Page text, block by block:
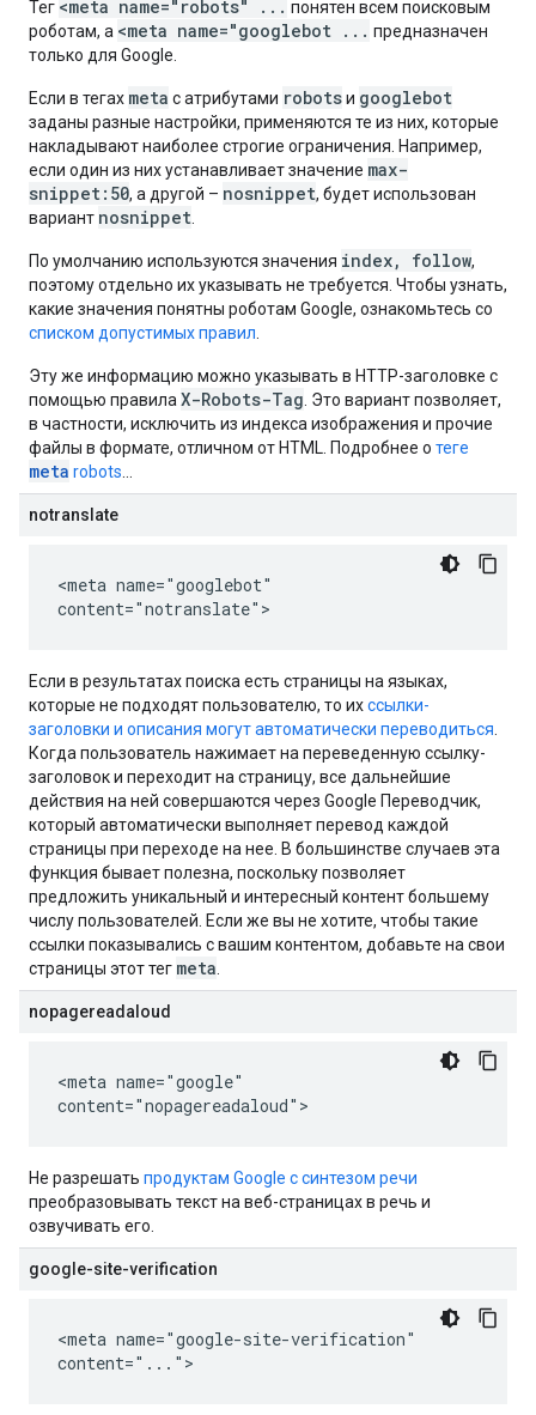
Тег <meta name="robots" ... понятен всем поисковым
роботам, а <meta name="googlebot ... предназначен
только для Google.
Если в тегах meta с атрибутами robotsи googlebot
заданы разные настройки, применяются те из них, которые
накладывают наиболее строгие ограничения. Например,
если один из них устанавливает значение max-
snippet:50, а другой – nosnippet, будет использован
вариант nosnippet
По умолчанию используются значения index, follow,
поэтому отдельно их указывать не требуется. Чтобы узнать,
какие значения понятны роботам Google, ознакомьтесь со
списком допустимых правил
Эту же информацию можно указывать в HTTP-заголовке с
помощью правила X-Robots-Tag . Это вариант позволяет,
в частности, исключить из индекса изображения и прочие
файлы в формате, отличном от HTML. Подробнее о теге
meta robots
notranslate
<meta name="googlebot"
content="notranslate">
Если в результатах поиска есть страницы на языках,
которые не подходят пользователю, то ихссылки-
заголовки и описания могут автоматически переводиться
Когда пользователь нажимает на переведенную ссылку-
заголовок и переходит на страницу, все дальнейшие
действия на ней совершаются через Google Переводчик,
который автоматически выполняет перевод каждой
страницы при переходе на нее. В большинстве случаев эта
функция бывает полезна, поскольку позволяет
предложить уникальный и интересный контент большему
числу пользователей. Если же вы не хотите, чтобы такие
ссылки показывались с вашим контентом, добавьте на свои
страницы этот тег meta
nopagereadaloud
<meta name="google"
content="nopagereadaloud">
Не разрешать продуктам Google с синтезом речи
преобразовывать текст на веб-страницах в речь и
озвучивать его.
google-site-verification
<meta name="google-site-verification"
content="...">